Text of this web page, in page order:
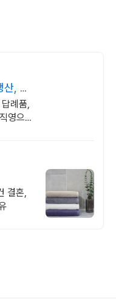
, 공
례품,
영으로
결혼,